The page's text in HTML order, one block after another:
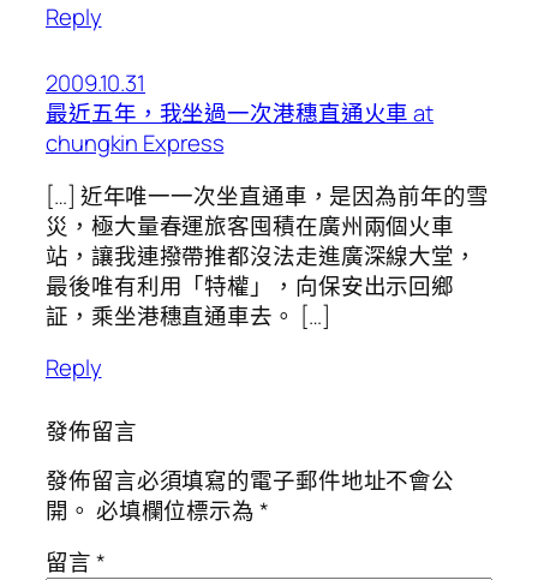
Reply
2009.10.31
最近五年，我坐過一次港穗直通火車 at
chungkin Express
[…] 近年唯一一次坐直通車，是因為前年的雪
災，極大量春運旅客囤積在廣州兩個火車
站，讓我連撥帶推都沒法走進廣深線大堂，
最後唯有利用「特權」，向保安出示回鄉
証，乘坐港穗直通車去。 […]
Reply
發佈留言
發佈留言必須填寫的電子郵件地址不會公
開。 必填欄位標示為*
留言*